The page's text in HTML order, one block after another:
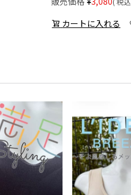
カートに入れる